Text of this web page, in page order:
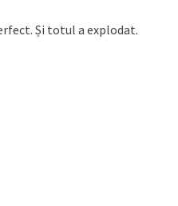
Și totul a explodat.